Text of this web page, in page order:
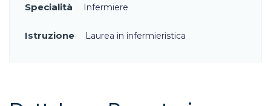
Specialità Infermiere
Istruzione Laurea in infermieristica